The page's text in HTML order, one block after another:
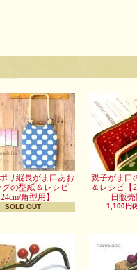
リ縦長がま口あお
グの型紙＆レシピ
24cm/角型用】
SOLD OUT
親子がま口
＆レシピ【
日販
1,100円(